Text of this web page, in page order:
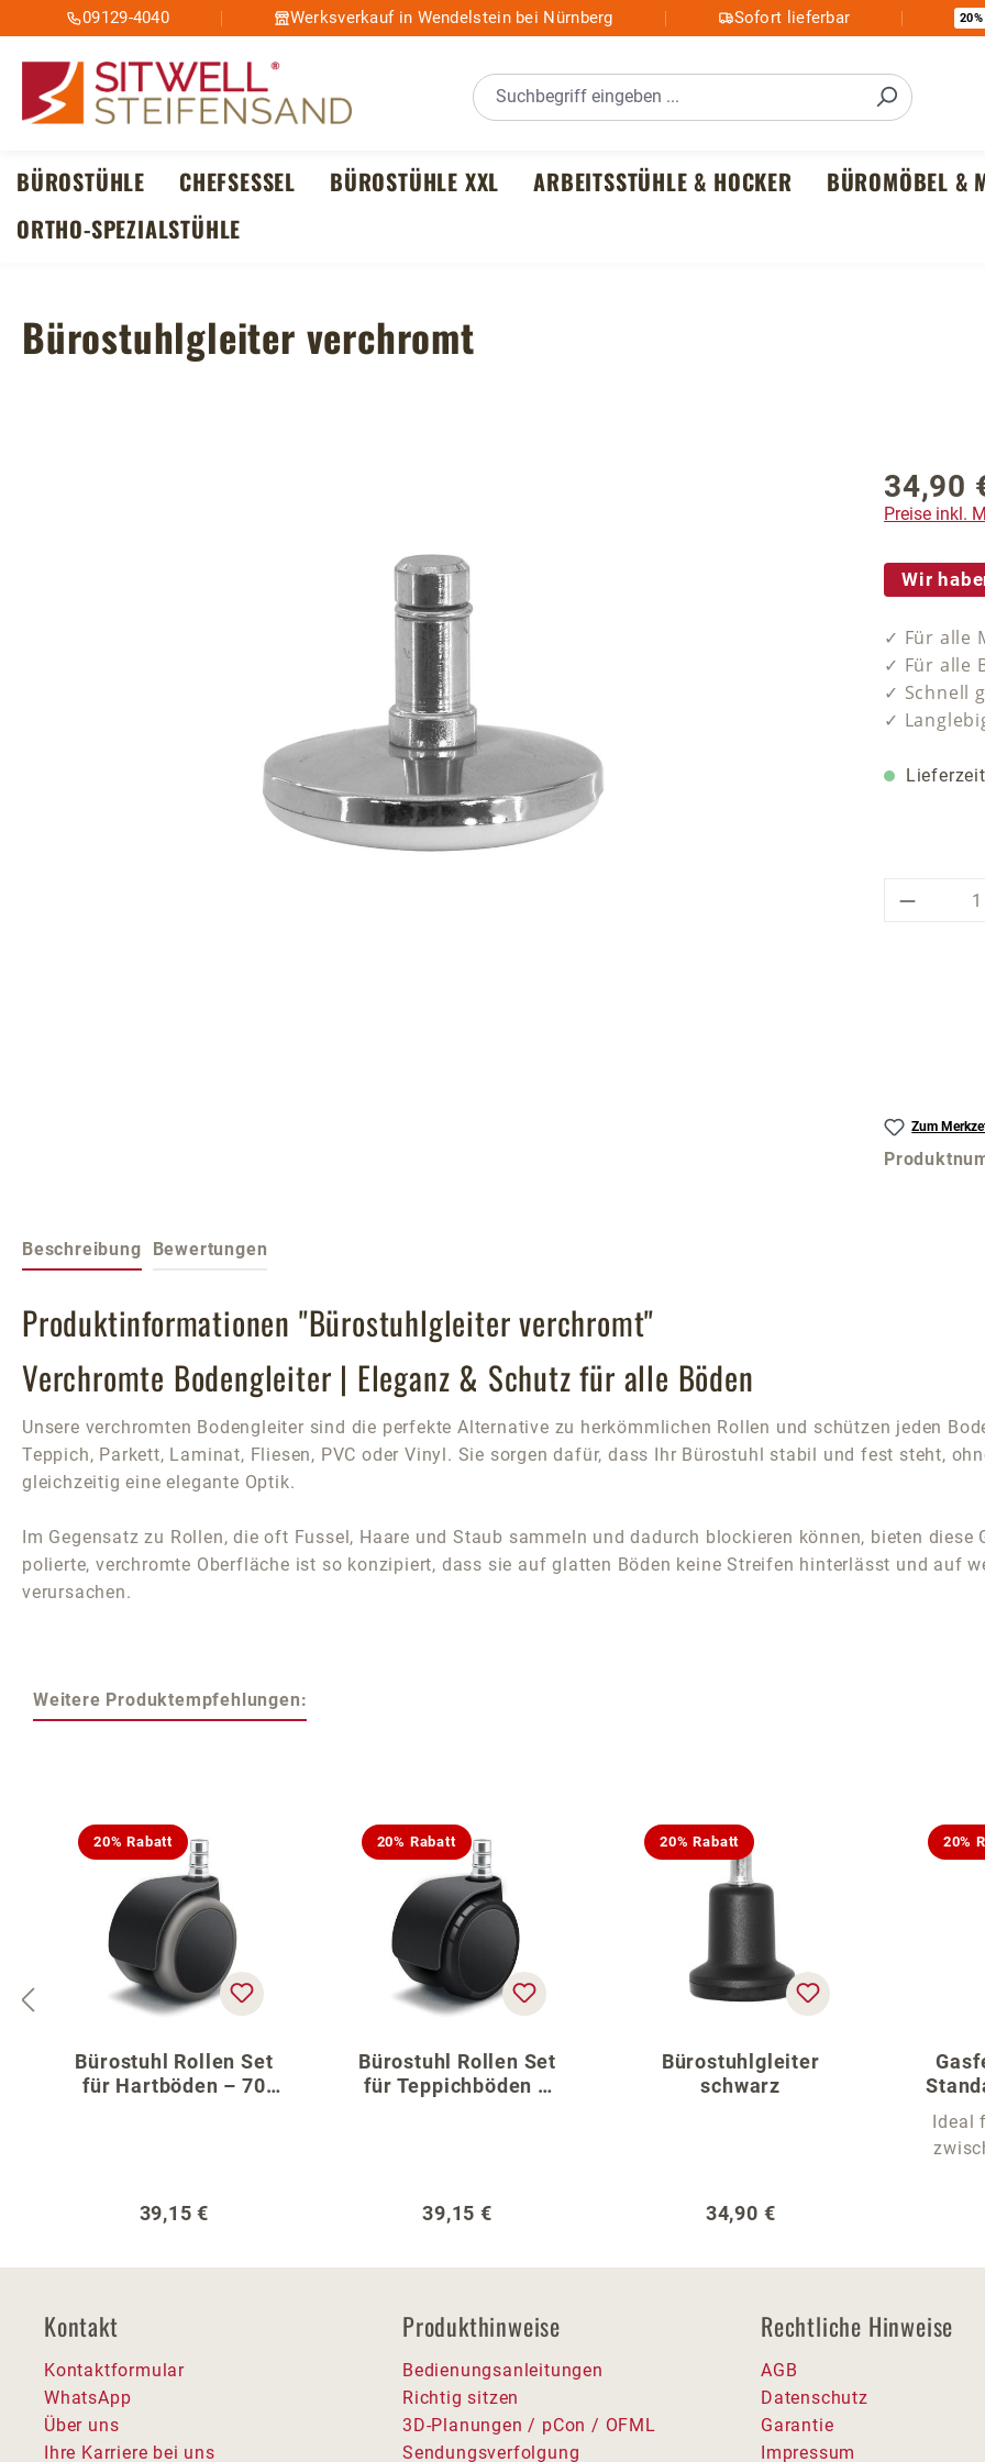
Hauptinhalt springen
Zur Suche springen
Zur Hauptnavigation springen
09129-4040 Werksverkauf in Wendelstein bei Nürnberg Sofort lieferbar 20%
BÜROSTÜHLE CHEFSESSEL BÜROSTÜHLE XXL ARBEITSSTÜHLE & HOCKER BÜROMÖBEL &
ORTHO-SPEZIALSTÜHLE
Bürostuhlgleiter verchromt
Regulärer
34,90
Preise inkl.
Wir
✓ Für alle
✓ Für alle
✓ Schnell
✓
Zum
Beschreibung Bewertungen
Produktinformationen "Bürostuhlgleiter verchromt"
Verchromte Bodengleiter | Eleganz & Schutz für alle Böden
Unsere verchromten Bodengleiter sind die perfekte Alternative zu herkömmlichen Rollen und schützen jeden
Teppich, Parkett, Laminat, Fliesen, PVC oder Vinyl. Sie sorgen dafür, dass Ihr Bürostuhl stabil und fest steht,
gleichzeitig eine elegante Optik.
Im Gegensatz zu Rollen, die oft Fussel, Haare und Staub sammeln und dadurch blockieren können, bieten
polierte, verchromte Oberfläche ist so konzipiert, dass sie auf glatten Böden keine Streifen hinterlässt und auf
verursachen.
Weitere Produktempfehlungen:
20% Rabatt
Bürostuhl Rollen Set
für Hartböden – 70
Regulärer Preis:
39,15 €
20% Rabatt
Bürostuhl Rollen Set
für Teppichböden –
Regulärer Preis:
39,15 €
20% Rabatt
Bürostuhlgleiter
schwarz
Regulärer Preis:
34,90 €
20%
für
Ideal
Kontakt
Kontaktformular
WhatsApp
Über uns
Ihre Karriere bei uns
Produkthinweise
Bedienungsanleitungen
Richtig sitzen
3D-Planungen / pCon / OFML
Sendungsverfolgung
Rechtliche Hinweise
AGB
Datenschutz
Garantie
Impressum